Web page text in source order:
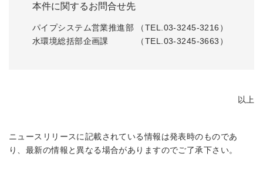
本件に関するお問合せ先
パイプシステム営業推進部 （TEL.03-3245-3216）
水環境総括部企画課 （TEL.03-3245-3663）
以上
ニュースリリースに記載されている情報は発表時のものであ
り、最新の情報と異なる場合がありますのでご了承下さい。